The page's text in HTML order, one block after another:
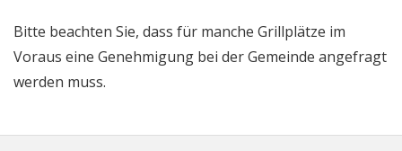
Bitte beachten Sie, dass für manche Grillplätze im
Voraus eine Genehmigung bei der Gemeinde angefragt
werden muss.